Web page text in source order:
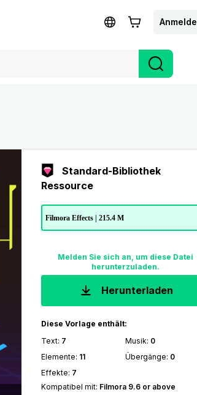
Standard-Bibliothek
Ressource
Filmora Effects | 215.4 M
Melden Sie sich an, um diese Datei
herunterzuladen.
Herunterladen
Diese Vorlage enthält:
Text: 7 Musik: 0
Elemente: 11 Übergänge: 0
Effekte: 7
Kompatibel mit: Filmora 9.6 or above